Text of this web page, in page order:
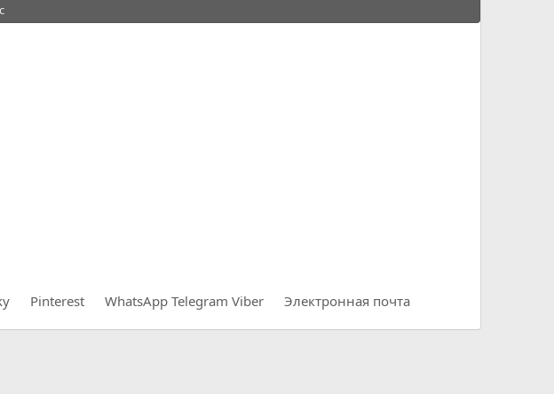
Pinterest WhatsApp Telegram Viber
Электронная почта